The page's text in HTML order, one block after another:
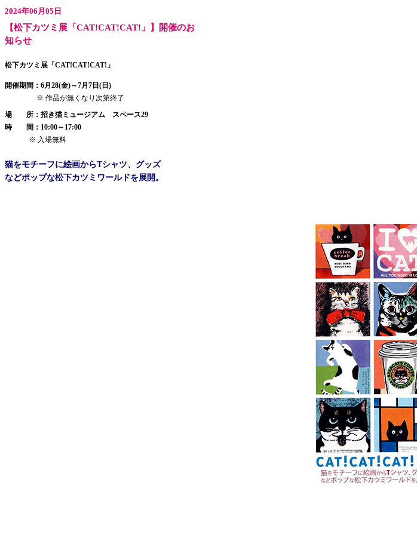
2024年06月05日
【松下カツミ展「CAT!CAT!CAT!」
】開催のお
知らせ
松下カツミ展「CAT!CAT!CAT!」
開催期間：6月28(金)～7月7日(日)
※ 作品が無くなり次第終了
場 所：招き猫ミュージアム スペース29
時 間：10:00～17:00
※ 入場無料
猫をモチーフに絵画からTシャツ、グッズ
などポップな松下カツミワールドを展開。